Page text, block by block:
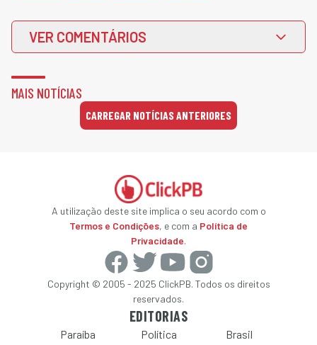
VER COMENTÁRIOS
MAIS NOTÍCIAS
CARREGAR NOTÍCIAS ANTERIORES
A utilização deste site implica o seu acordo com o
Termos e Condições, e com a Política de
Privacidade.
Copyright © 2005 - 2025 ClickPB. Todos os direitos
reservados.
EDITORIAS
Paraíba Política
Brasil